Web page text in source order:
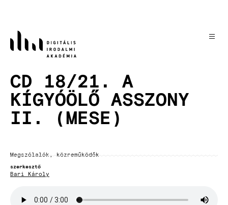
CD 18/21. A
KÍGYÓÖLŐ ASSZONY
II. (MESE)
Megszólalók, közreműködők
szerkesztő
Bari Károly